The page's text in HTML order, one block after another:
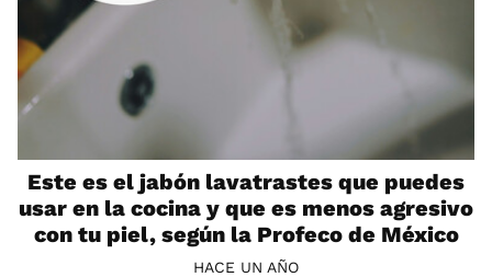
Este es el jabón lavatrastes que puedes
usar en la cocina y que es menos agresivo
con tu piel, según la Profeco de México
HACE UN AÑO